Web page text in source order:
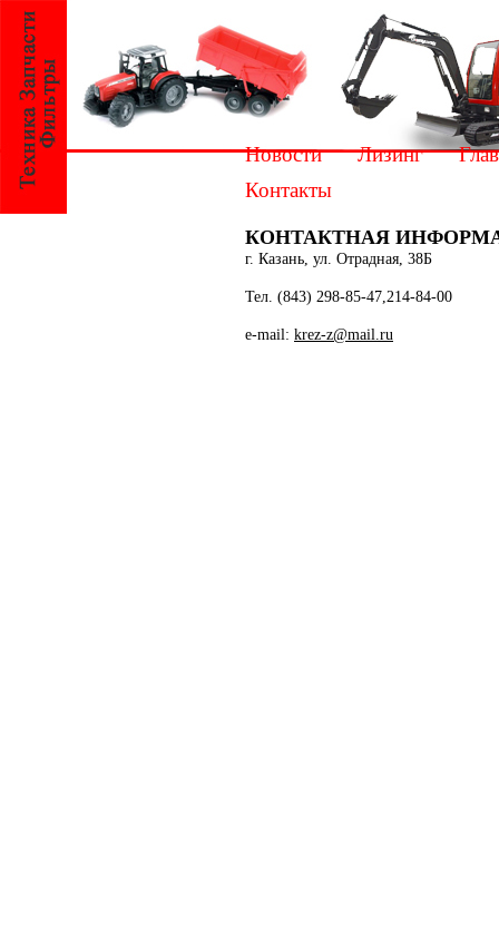
Новости Лизинг
Контакты
КОНТАКТНАЯ
г. Казань, ул. Отрадная, 38Б
Тел. (843) 298-85-47,214-84-00
e-mail: krez-z@mail.ru